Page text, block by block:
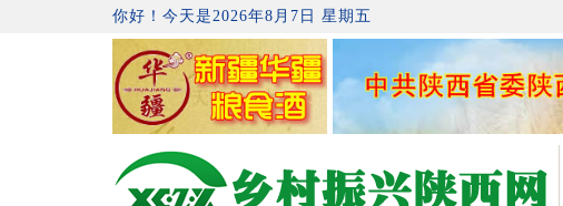
你好！今天是2026年8月7日 星期五